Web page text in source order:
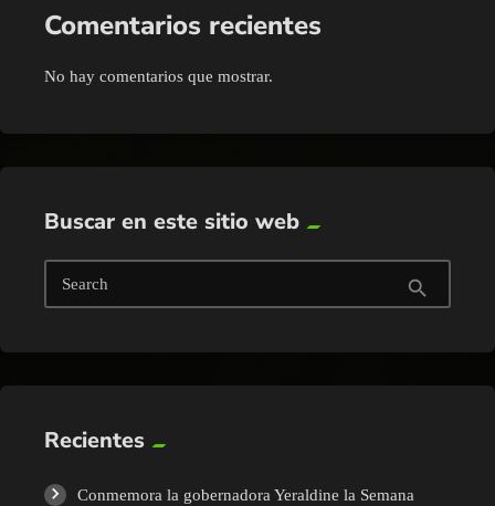
Comentarios recientes
No hay comentarios que mostrar.
Buscar en este sitio web
Search search
Recientes
Conmemora la gobernadora Yeraldine la Semana